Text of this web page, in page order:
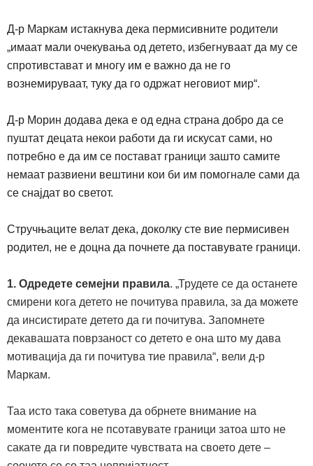
Д-р Маркам истакнува дека пермисивните родители
„имаат мали очекувања од детето, избегнуваат да му се
спротивстават и многу им е важно да не го
вознемируваат, туку да го одржат неговиот мир“.
Д-р Морин додава дека е од една страна добро да се
пуштат децата некои работи да ги искусат сами, но
потребно е да им се постават граници зашто самите
немаат развиени вештини кои би им помогнале сами да
се снајдат во светот.
Стручњаците велат дека, доколку сте вие пермисивен
родител, не е доцна да почнете да поставувате граници.
1. Одредете семејни правила. „Трудете се да останете
смирени кога детето не почитува правила, за да можете
да инсистирате детето да ги почитува. Запомнете
декавашата поврзаност со детето е она што му дава
мотивација да ги почитува тие правила“, вели д-р
Маркам.
Таа исто така советува да обрнете внимание на
моментите кога не псотавувате граници затоа што не
сакате да ги повредите чувствата на своето дете –